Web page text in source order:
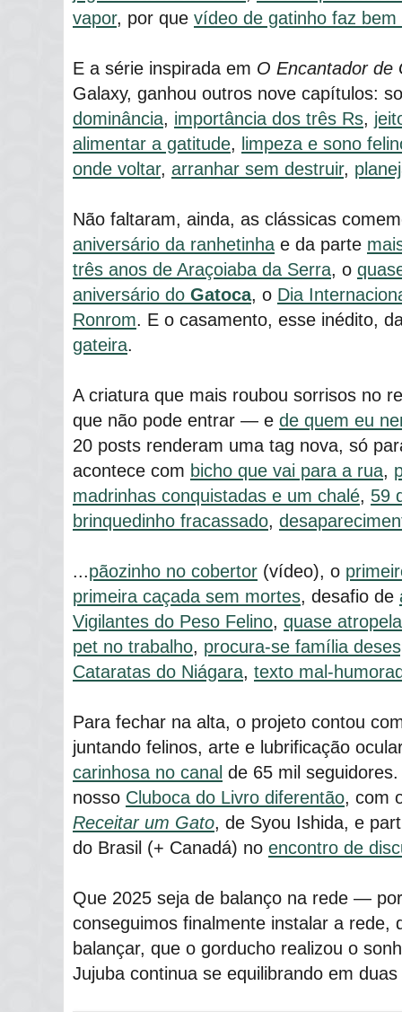
vapor, por que vídeo de gatinho faz bem
E a série inspirada em O Encantador de
Galaxy, ganhou outros nove capítulos:
dominância, importância dos três Rs,
alimentar a gatitude, limpeza e sono
onde voltar, arranhar sem destruir,
Não faltaram, ainda, as clássicas
aniversário da ranhetinha e da parte
três anos de Araçoiaba da Serra, o
aniversário do Gatoca, o Dia
Ronrom. E o casamento, esse inédito,
gateira.
A criatura que mais roubou sorrisos no
que não pode entrar ― e de quem eu
20 posts renderam uma tag nova, só
acontece com bicho que vai para a rua,
madrinhas conquistadas e um chalé, 59
brinquedinho fracassado,
...pãozinho no cobertor (vídeo), o
primeira caçada sem mortes, desafio de
Vigilantes do Peso Felino, quase
pet no trabalho, procura-se família
Cataratas do Niágara, texto mal-
Para fechar na alta, o projeto contou
juntando felinos, arte e lubrificação
carinhosa no canal de 65 mil
nosso Cluboca do Livro diferentão, com
Receitar um Gato, de Syou Ishida, e
do Brasil (+ Canadá) no encontro de
Que 2025 seja de balanço na rede ―
conseguimos finalmente instalar a rede,
balançar, que o gorducho realizou o
Jujuba continua se equilibrando em